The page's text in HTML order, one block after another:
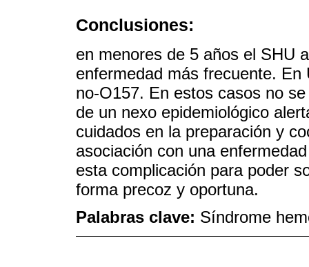
Conclusiones:
en menores de 5 años el SHU
enfermedad más frecuente.
no-O157. En estos casos no
de un nexo epidemiológico
cuidados en la preparación y
asociación con una
esta complicación para poder
forma precoz y oportuna.
Palabras clave: Síndrome